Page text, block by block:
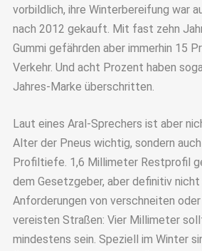
vorbildlich, ihre Winterbereifung war
nach 2012 gekauft. Mit fast zehn
Gummi gefährden aber immerhin 15
Verkehr. Und acht Prozent haben
Jahres-Marke überschritten.
Laut eines Aral-Sprechers ist aber
Alter der Pneus wichtig, sondern
Profiltiefe. 1,6 Millimeter Restprofil
dem Gesetzgeber, aber definitiv nicht
Anforderungen von verschneiten
vereisten Straßen: Vier Millimeter
mindestens sein. Speziell im Winter